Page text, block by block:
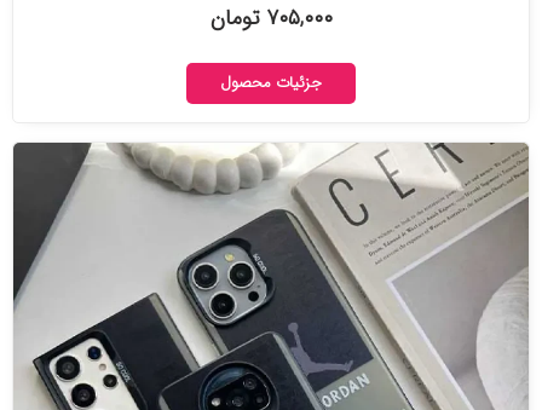
۷۰۵,۰۰۰ تومان
جزئیات محصول